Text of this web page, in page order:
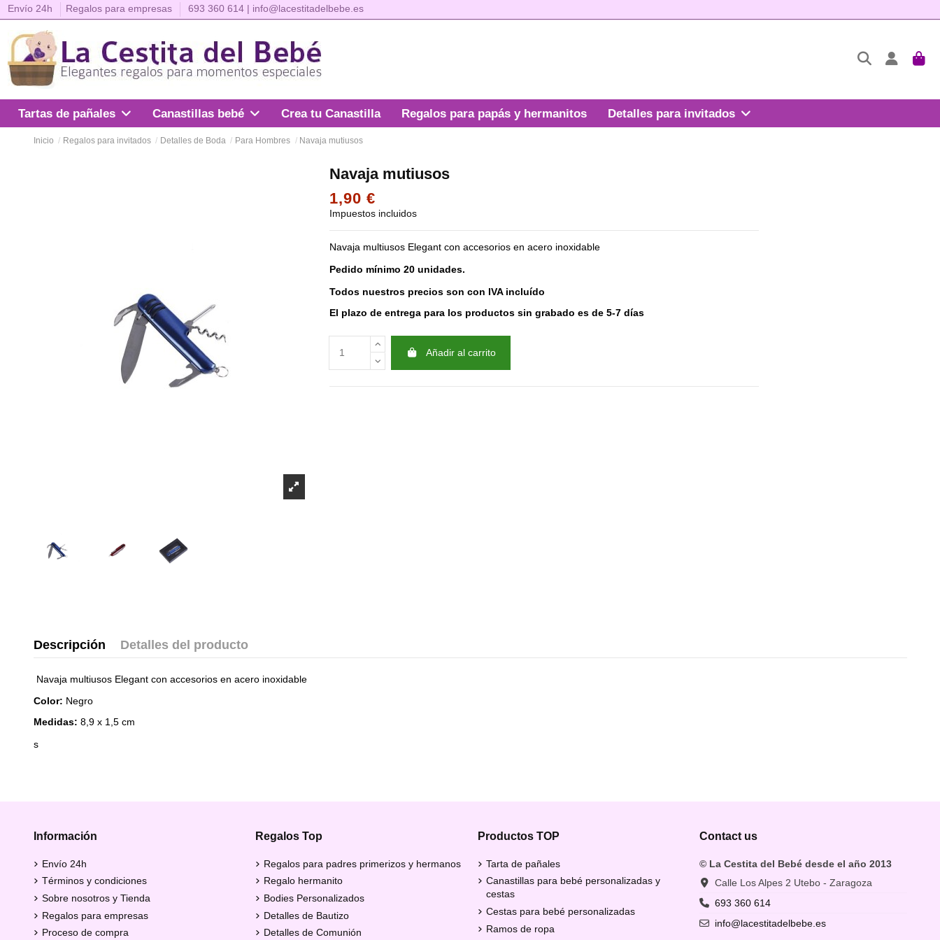
Envío 24h Regalos para empresas 693 360 614| info@lacestitadelbebe.es
Tartas de pañales Canastillas bebé Crea tu Canastilla Regalos para papás y hermanitos Detalles para invitados
Inicio Regalos para invitados Detalles de Boda Para Hombres Navaja mutiusos
Navaja mutiusos
1,90 €
Impuestos incluidos
Navaja multiusos Elegant con accesorios en acero inoxidable
Pedido mínimo 20 unidades.
Todos nuestros precios son con IVA incluído
El plazo de entrega para los productos sin grabado es de 5-7 días
Añadir al carrito
Descripción Detalles del producto
Navaja multiusos Elegant con accesorios en acero inoxidable
Color: Negro
Medidas: 8,9 x 1,5 cm
s
Información
Envío 24h
Términos y condiciones
Sobre nosotros y Tienda
Regalos para empresas
Proceso de compra
Regalos Top
Regalos para padres primerizos y hermanos
Regalo hermanito
Bodies Personalizados
Detalles de Bautizo
Detalles de Comunión
Productos TOP
Tarta de pañales
Canastillas para bebé personalizadas y
cestas
Cestas para bebé personalizadas
Ramos de ropa
Contact us
© La Cestita del Bebé desde el año 2013
Calle Los Alpes 2 Utebo - Zaragoza
693 360 614
info@lacestitadelbebe.es